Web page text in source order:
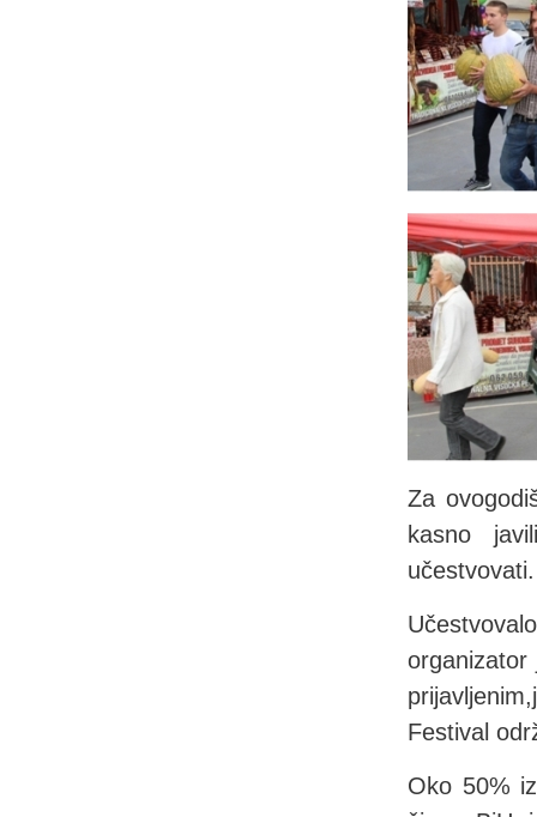
Za
kasno
učestvovati.
organizator
Festival
Oko 50%